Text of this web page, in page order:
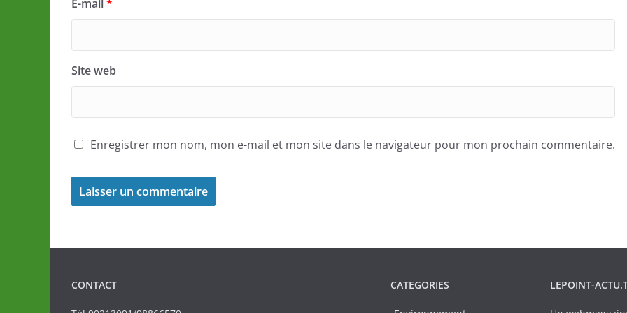
E-mail *
Site web
Enregistrer mon nom, mon e-mail et mon site dans le navigateur pour mon prochain commentaire.
CONTACT CATEGORIES LEPOINT-